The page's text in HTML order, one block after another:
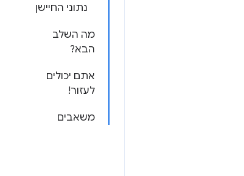
נתוני החיישן
מה השלב
הבא?
אתם יכולים
לעזור!
משאבים